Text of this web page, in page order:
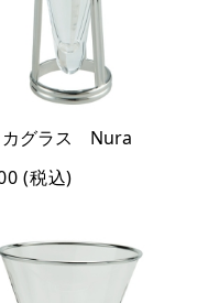
カグラス Nura
(税込)